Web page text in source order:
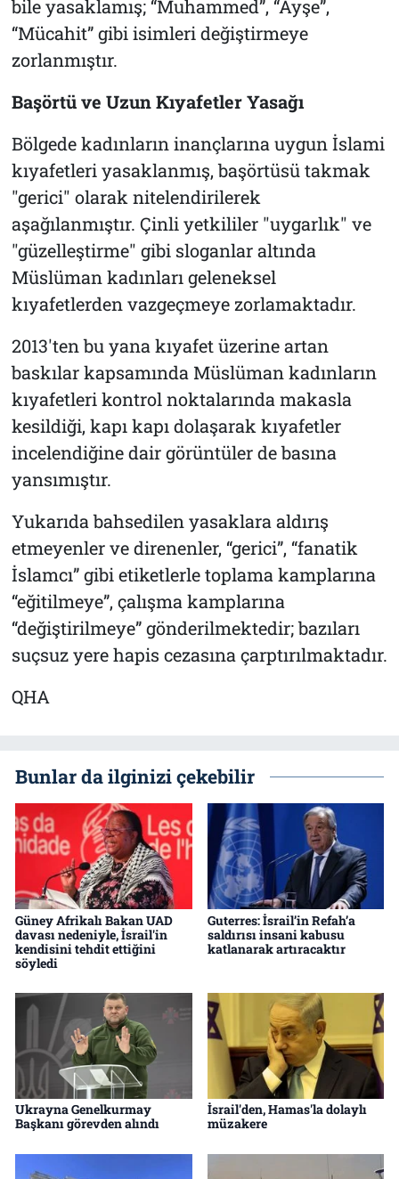
bile yasaklamış; “Muhammed”, “Ayşe”,
“Mücahit”gibi isimleri değiştirmeye
zorlanmıştır.
Başörtü ve Uzun Kıyafetler Yasağı
Bölgede kadınların inançlarına uygun İslami
kıyafetleri yasaklanmış, başörtüsü takmak
"gerici" olarak nitelendirilerek
aşağılanmıştır. Çinli yetkililer "uygarlık" ve
"güzelleştirme" gibi sloganlar altında
Müslüman kadınları geleneksel
kıyafetlerden vazgeçmeye zorlamaktadır.
2013'ten bu yana kıyafet üzerine artan
baskılar kapsamında Müslüman kadınların
kıyafetleri kontrol noktalarında makasla
kesildiği, kapı kapı dolaşarak kıyafetler
incelendiğine dair görüntüler de basına
yansımıştır.
Yukarıda bahsedilen yasaklara aldırış
etmeyenler ve direnenler, “gerici”, “fanatik
İslamcı” gibi etiketlerle toplama kamplarına
“eğitilmeye”, çalışma kamplarına
“değiştirilmeye” gönderilmektedir; bazıları
suçsuz yere hapis cezasına çarptırılmaktadır.
QHA
Bunlar da ilginizi çekebilir
Güney Afrikalı Bakan UAD
davası nedeniyle, İsrail'in
kendisini tehdit ettiğini
söyledi
Guterres: İsrail’in Refah’a
saldırısı insani kabusu
katlanarak artıracaktır
Ukrayna Genelkurmay
Başkanı görevden alındı
İsrail'den, Hamas'la dolaylı
müzakere